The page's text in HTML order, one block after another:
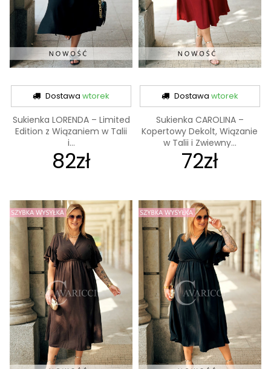
Dostawawtorek
Sukienka LORENDA – Limited
Edition z Wiązaniem w Talii
i...
82zł
Dostawa wtorek
Sukienka CAROLINA –
Kopertowy Dekolt, Wiązanie
w Talii i Zwiewny...
72zł